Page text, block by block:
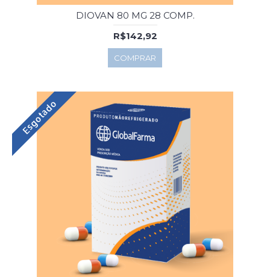
DIOVAN 80 MG 28 COMP.
R$142,92
COMPRAR
Esgotado